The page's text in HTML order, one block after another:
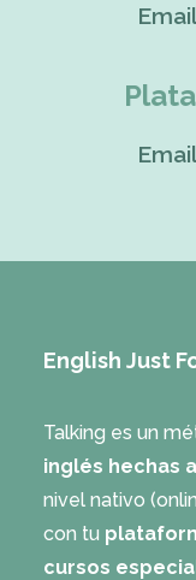
Email
Email
English Just
Talking es un
inglés hechas
nivel nativo
con tu
cursos